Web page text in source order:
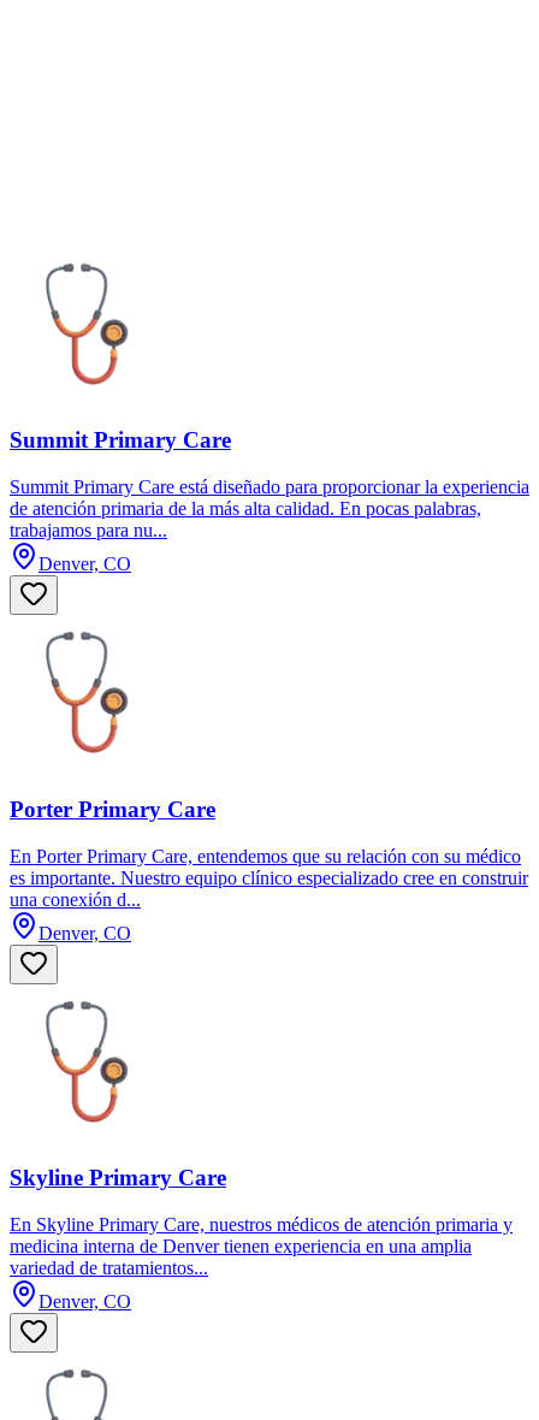
Summit Primary Care
Summit Primary Care está diseñado para proporcionar la experiencia
de atención primaria de la más alta calidad. En pocas palabras,
trabajamos para nu...
Denver, CO
Porter Primary Care
En Porter Primary Care, entendemos que su relación con su médico
es importante. Nuestro equipo clínico especializado cree en construir
una conexión d...
Denver, CO
Skyline Primary Care
En Skyline Primary Care, nuestros médicos de atención primaria y
medicina interna de Denver tienen experiencia en una amplia
variedad de tratamientos...
Denver, CO